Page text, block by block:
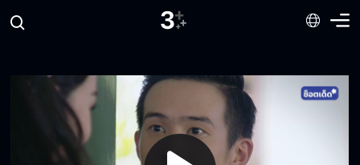
หรือว่าลื้ออยากนอนกับอั๊ว ?
คนอย่างลื้อต้องตายด้วยมืออั๊ว